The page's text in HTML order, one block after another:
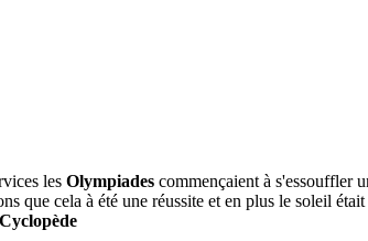
les Olympiades commençaient à s'essouffler
que cela à été une réussite et en plus le soleil
Cyclopède